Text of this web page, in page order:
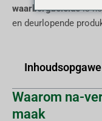
waarborgbeleideis
en deurlopende
Inhoudsopgawe
Waarom na-
maak